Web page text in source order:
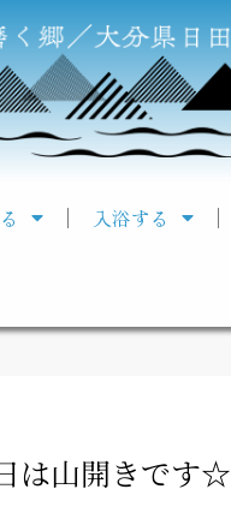
入浴する
は山開きです☆